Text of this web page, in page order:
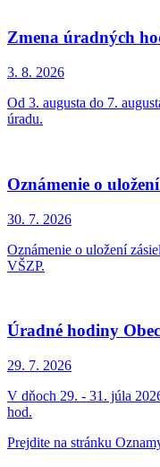
Zmena úradných
3. 8. 2026
Od 3. augusta do 7.
úradu.
Oznámenie o
30. 7. 2026
Oznámenie o uložení
VŠZP.
Úradné hodiny
29. 7. 2026
V dňoch 29. - 31. júla
hod.
Prejdite na stránku